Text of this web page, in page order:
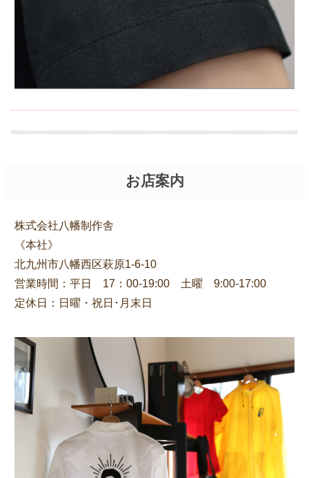
お店案内
株式会社八幡制作舎
《本社》
北九州市八幡西区萩原1-6-10
営業時間：平日 17：00-19:00 土曜 9:00-17:00
定休日：日曜・祝日･月末日